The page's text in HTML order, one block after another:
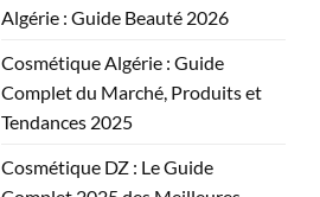
Algérie : Guide Beauté 2026
Cosmétique Algérie : Guide
Complet du Marché, Produits et
Tendances 2025
Cosmétique DZ : Le Guide